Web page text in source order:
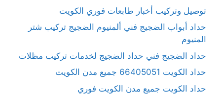
توصيل وتركيب أخبار طابعات فوري الكويت
حداد أبواب الضجيج فني ألمنيوم الضجيج تركيب شتر
المنيوم
حداد الضجيج فني حداد الضجيج لخدمات تركيب مظلات
حداد الكويت 66405051 جميع مدن الكويت
حداد الكويت جميع مدن الكويت فوري